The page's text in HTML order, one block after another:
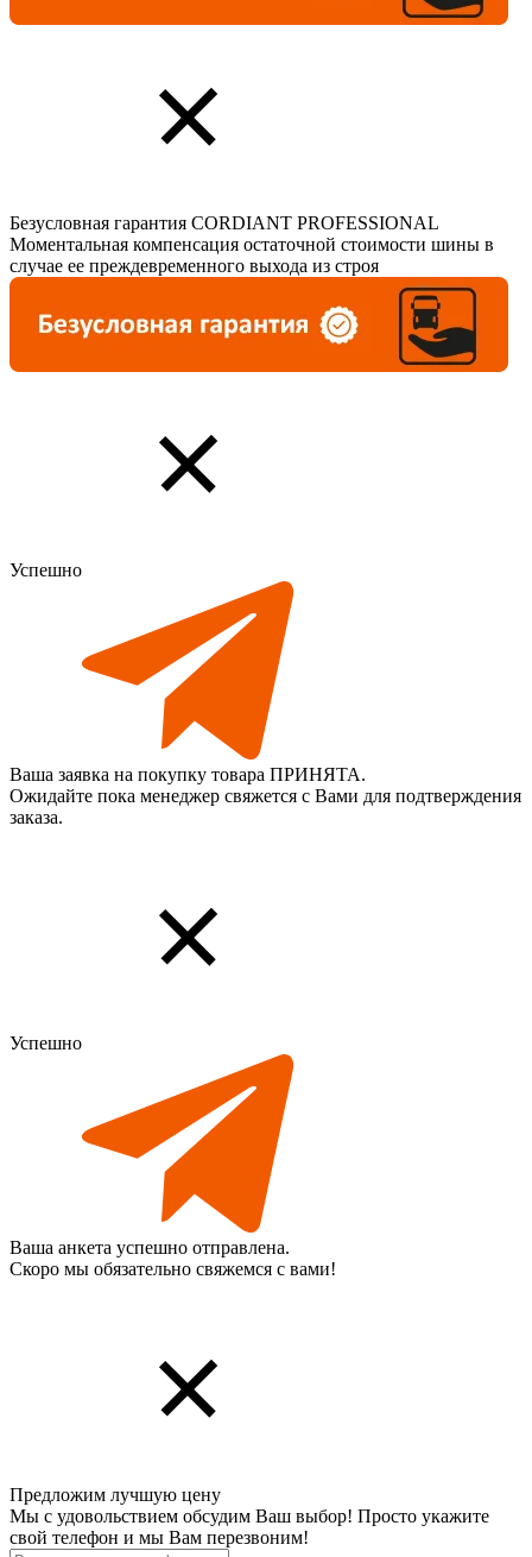
Безусловная гарантия CORDIANT PROFESSIONAL
Моментальная компенсация остаточной стоимости шины в
случае ее преждевременного выхода из строя
Успешно
Ваша заявка на покупку товара ПРИНЯТА.
Ожидайте пока менеджер свяжется с Вами для подтверждения
заказа.
Успешно
Ваша анкета успешно отправлена.
Скоро мы обязательно свяжемся с вами!
Предложим лучшую цену
Мы с удовольствием обсудим Ваш выбор! Просто укажите
свой телефон и мы Вам перезвоним!